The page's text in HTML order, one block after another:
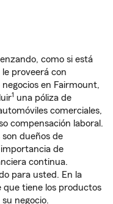
como si está
proveerá con
en Fairmount,
1 una póliza de
comerciales,
compensación laboral.
dueños de
de
continua.
para usted. En la
que tiene los productos
negocio.